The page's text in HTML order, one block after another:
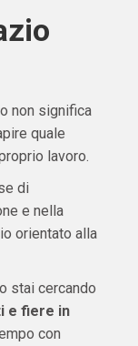
non significa
quale
lavoro.
di
e nella
orientato alla
stai cercando
e fiere in
con